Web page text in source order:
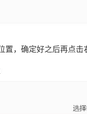
置，确定好之后再点击